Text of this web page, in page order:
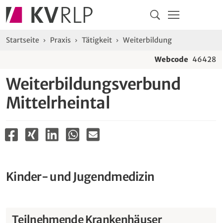
Navigation
Sie sind hier:
Startseite Praxis Tätigkeit Weiterbildung
Webcode 46428
Weiterbildungsverbund
Mittelrheintal
Kinder- und Jugendmedizin
Teilnehmende Krankenhäuser